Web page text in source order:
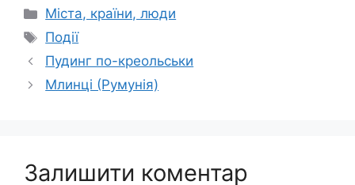
Категорії
Міста, країни, люди
Позначки
Події
Пудинг по-креольськи
Млинці (Румунія)
Залишити коментар